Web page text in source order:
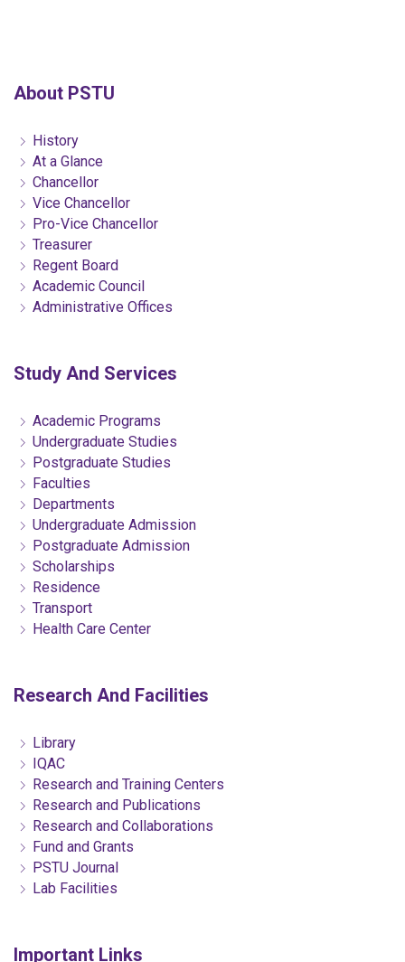
About PSTU
History
At a Glance
Chancellor
Vice Chancellor
Pro-Vice Chancellor
Treasurer
Regent Board
Academic Council
Administrative Offices
Study And Services
Academic Programs
Undergraduate Studies
Postgraduate Studies
Faculties
Departments
Undergraduate Admission
Postgraduate Admission
Scholarships
Residence
Transport
Health Care Center
Research And Facilities
Library
IQAC
Research and Training Centers
Research and Publications
Research and Collaborations
Fund and Grants
PSTU Journal
Lab Facilities
Important Links